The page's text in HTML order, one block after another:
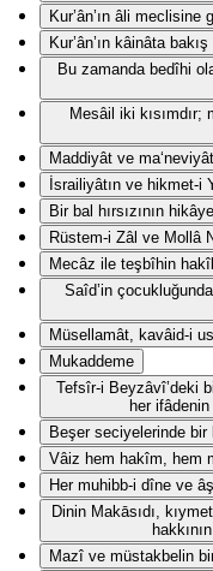
Kur’ân’ın âli
Kur’ân’ın kâinâta
Bu zamanda bedîhi
Mesâil iki
Maddiyât ve
İsrailiyâtın ve hikmet-i
Bir bal hırsızının
Rüstem-i Zâl ve Mollâ
Mecâz ile teşbîhin
Saîd’in
Müsellamât, kavâid-i
Mukaddeme
Tefsîr-i Beyzâvî’deki
her ifâdenin
Beşer seciyelerinde bir
Vâiz hem hakîm, hem
Her muhibb-i dîne ve
Dinin Makāsıdı,
Mazî ve müstakbelin